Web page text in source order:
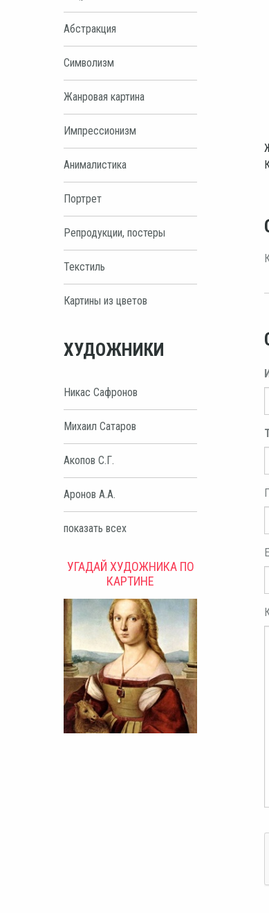
Абстракция
Символизм
Жанровая картина
Импрессионизм
Анималистика
Портрет
Репродукции, постеры
Текстиль
Картины из цветов
ХУДОЖНИКИ
Никас Сафронов
Михаил Сатаров
Акопов С.Г.
Аронов А.А.
показать всех
УГАДАЙ ХУДОЖНИКА ПО
КАРТИНЕ